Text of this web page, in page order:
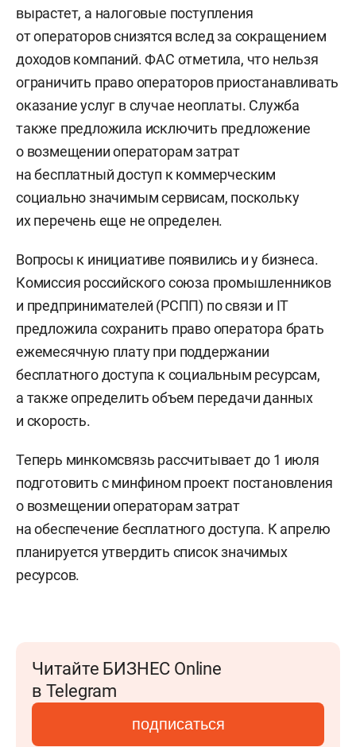
вырастет, а налоговые поступления
от операторов снизятся вслед за сокращением
доходов компаний. ФАС отметила, что нельзя
ограничить право операторов приостанавливать
оказание услуг в случае неоплаты. Служба
также предложила исключить предложение
о возмещении операторам затрат
на бесплатный доступ к коммерческим
социально значимым сервисам, поскольку
их перечень еще не определен.
Вопросы к инициативе появились и у бизнеса.
Комиссия российского союза промышленников
и предпринимателей (РСПП) по связи и IT
предложила сохранить право оператора брать
ежемесячную плату при поддержании
бесплатного доступа к социальным ресурсам,
а также определить объем передачи данных
и скорость.
Теперь минкомсвязь рассчитывает до 1 июля
подготовить с минфином проект постановления
о возмещении операторам затрат
на обеспечение бесплатного доступа. К апрелю
планируется утвердить список значимых
ресурсов.
Читайте БИЗНЕС Online
в Telegram
подписаться